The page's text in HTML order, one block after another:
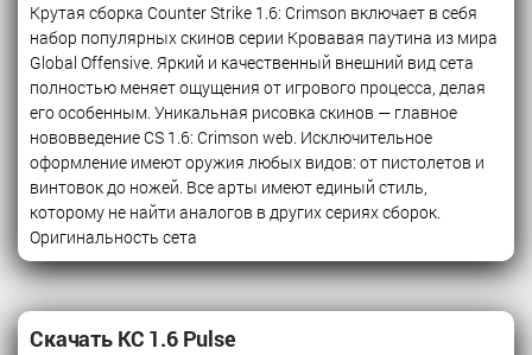
Крутая сборка Counter Strike 1.6: Crimson включает в себя
набор популярных скинов серии Кровавая паутина из мира
Global Offensive. Яркий и качественный внешний вид сета
полностью меняет ощущения от игрового процесса, делая
его особенным. Уникальная рисовка скинов — главное
нововведение CS 1.6: Crimson web. Исключительное
оформление имеют оружия любых видов: от пистолетов и
винтовок до ножей. Все арты имеют единый стиль,
которому не найти аналогов в других сериях сборок.
Оригинальность сета
Скачать КС 1.6 Pulse